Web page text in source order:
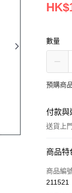
數量
預購商
付款與
送貨上
付款方
信用卡
商品特
商品編
211521